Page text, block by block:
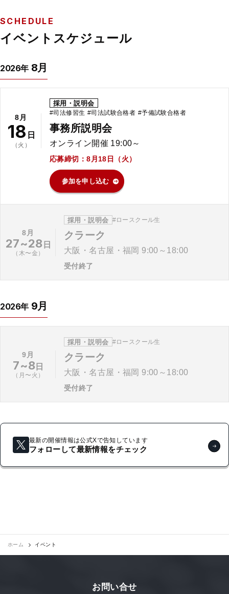
SCHEDULE
イベントスケジュール
2026年 8月
8月
18 日
（火）
採用・説明会
司法修習生 司法試験合格者 予備試験合格者
事務所説明会
オンライン開催 19:00～
応募締切：8月18日（火）
参加を申し込む
8月
27~28 日
（木〜金）
採用・説明会 ロースクール生
クラーク
大阪・名古屋・福岡 9:00～18:00
受付終了
2026年 9月
9月
7~8日
（月〜火）
採用・説明会 ロースクール生
クラーク
大阪・名古屋・福岡 9:00～18:00
受付終了
最新の開催情報は公式Xで告知しています
フォローして最新情報をチェック
ホーム イベント
お問い合せ